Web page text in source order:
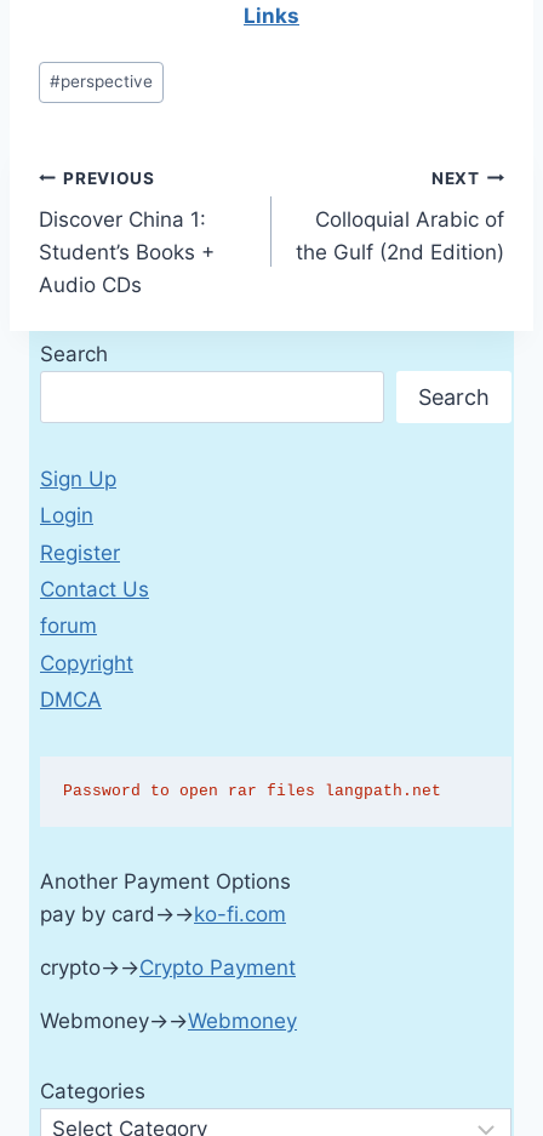
Links
Post
Tags:
#perspective
Post
navigation
PREVIOUS
Discover China 1:
Student’s Books +
Audio CDs
NEXT
Colloquial Arabic of
the Gulf (2nd Edition)
Search
Search
Sign Up
Login
Register
Contact Us
forum
Copyright
DMCA
Password to open rar files langpath.net
Another Payment Options
pay by card→→ko-fi.com
crypto→→Crypto Payment
Webmoney→→Webmoney
Categories